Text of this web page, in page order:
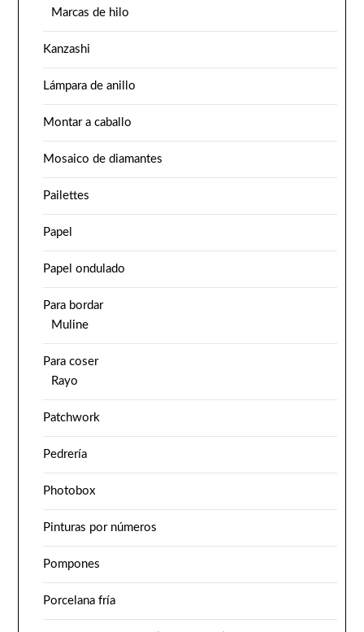
Marcas de hilo
Kanzashi
Lámpara de anillo
Montar a caballo
Mosaico de diamantes
Pailettes
Papel
Papel ondulado
Para bordar
Muline
Para coser
Rayo
Patchwork
Pedrería
Photobox
Pinturas por números
Pompones
Porcelana fría